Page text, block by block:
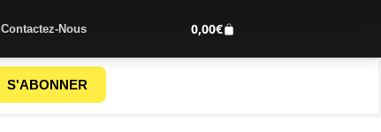
Contactez-Nous 0,00€
S'ABONNER